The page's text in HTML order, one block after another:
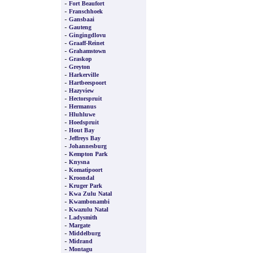
- Fort Beaufort
- Franschhoek
- Gansbaai
- Gauteng
- Gingingdlovu
- Graaff-Reinet
- Grahamstown
- Graskop
- Greyton
- Harkerville
- Hartbeespoort
- Hazyview
- Hectorspruit
- Hermanus
- Hluhluwe
- Hoedspruit
- Hout Bay
- Jeffreys Bay
- Johannesburg
- Kempton Park
- Knysna
- Komatipoort
- Kroondal
- Kruger Park
- Kwa Zulu Natal
- Kwambonambi
- Kwazulu Natal
- Ladysmith
- Margate
- Middelburg
- Midrand
- Montagu